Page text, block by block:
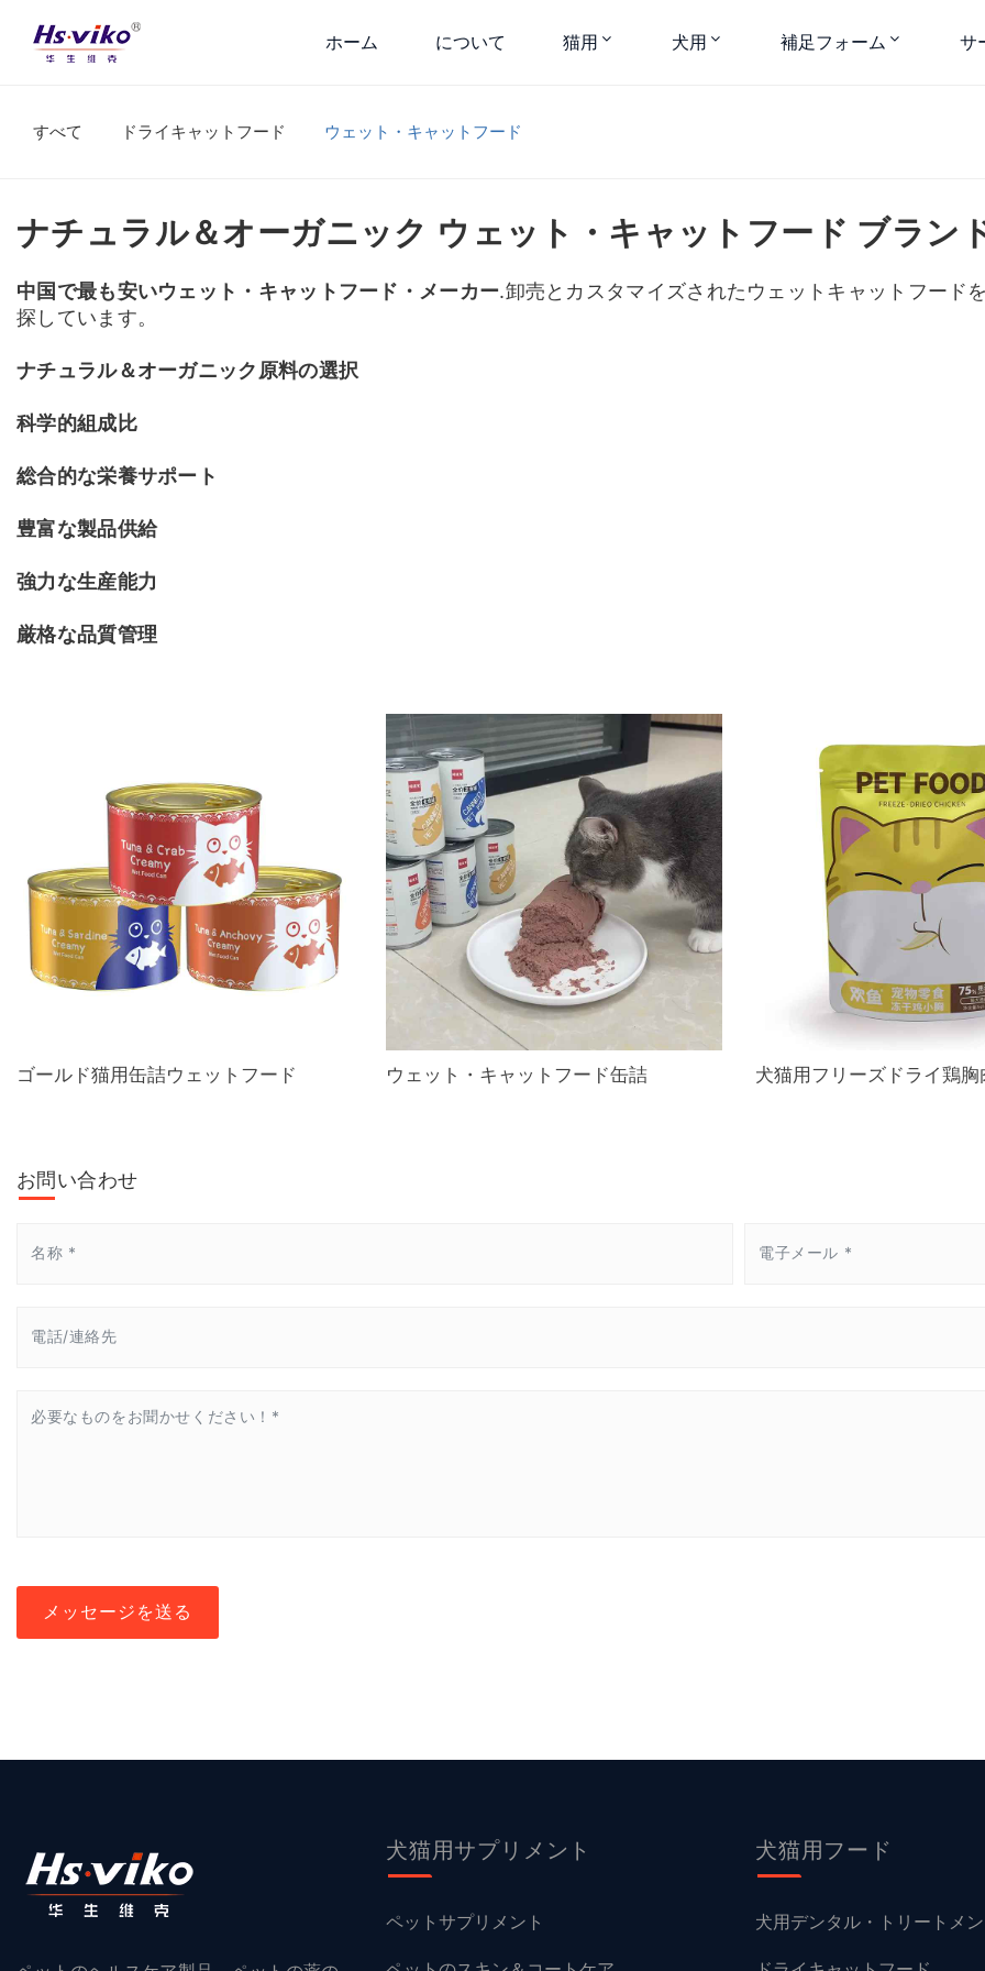
ホーム について 猫用 犬用 補足フォーム サ
すべて ドライキャットフード ウェット・キャットフード
ナチュラル＆オーガニック ウェット・キャットフード ブラン
中国で最も安いウェット・キャットフード・メーカー.卸売とカスタマイズされたウェットキャットフード
探しています。
ナチュラル＆オーガニック原料の選択
科学的組成比
総合的な栄養サポート
豊富な製品供給
強力な生産能力
厳格な品質管理
ゴールド猫用缶詰ウェットフード ウェット・キャットフード缶詰 犬猫用フリーズドライ鶏胸
お問い合わせ
メッセージを送る
犬猫用サプリメント
ペットサプリメント
犬猫用フード
犬用デンタル・トリートメ